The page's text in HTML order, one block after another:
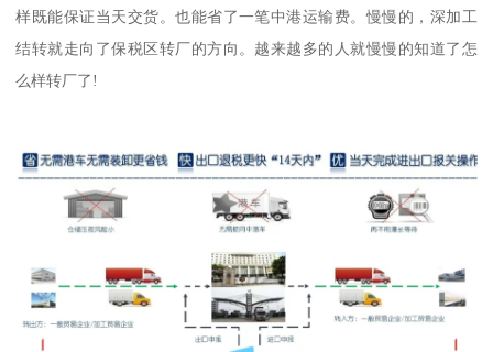
样既能保证当天交货。也能省了一笔中港运输费。慢慢的，深加工
结转就走向了保税区转厂的方向。越来越多的人就慢慢的知道了怎
么样转厂了!